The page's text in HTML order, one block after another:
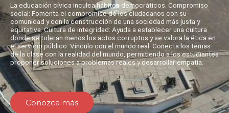
La educación cívica inculca hábitos democráticos. Compromiso
social: Fomenta el compromiso de los ciudadanos con su
comunidad y con la construcción de una sociedad más justa y
equitativa. Cultura de integridad: Ayuda a establecer una cultura
donde se toleran menos los actos corruptos y se valora la ética en
el servicio público. Vínculo con el mundo real: Conecta los temas
de la clase con la realidad del mundo, permitiendo a los estudiantes
proponer soluciones a problemas reales y desarrollar empatía.
Conozca más